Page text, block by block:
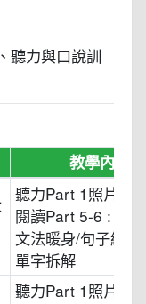
聽力與口說訓
教學內容
聽力Part 1照片描
閱讀Part 5-6 :
文法暖身/句子結構
單字拆解
聽力Part 1照片描